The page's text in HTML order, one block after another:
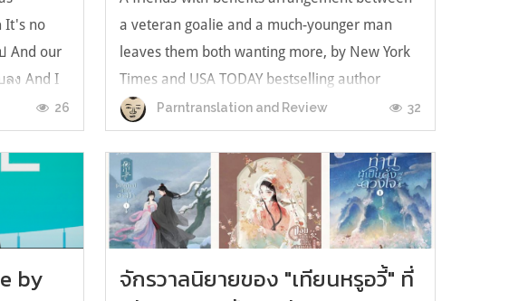
It's no
And our
ลง And I
โปรดของ
like
26
a veteran goalie and a much-younger man
leaves them both wanting more, by New York
Times and USA TODAY bestselling author
Rachel Reid. เป็นเรื่องลำดับที่ 4ในซีรีส์ Game
Changer และเป็นเล่มที่ 4 ที่เราหยิบมาอ่าน ใน
ที่สุดลำดับเรื่องกับลำดับที่หยิบอ่านก็ตรงกั...
Parntranslation and Review 32
by
จักรวาลนิยายของ "เทียนหรูอวี้" ที่